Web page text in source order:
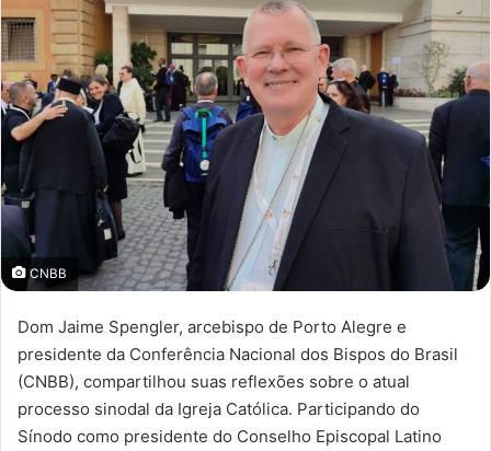
CNBB
Dom Jaime Spengler, arcebispo de Porto Alegre e
presidente da Conferência Nacional dos Bispos do Brasil
(CNBB), compartilhou suas reflexões sobre o atual
processo sinodal da Igreja Católica. Participando do
Sínodo como presidente do Conselho Episcopal Latino